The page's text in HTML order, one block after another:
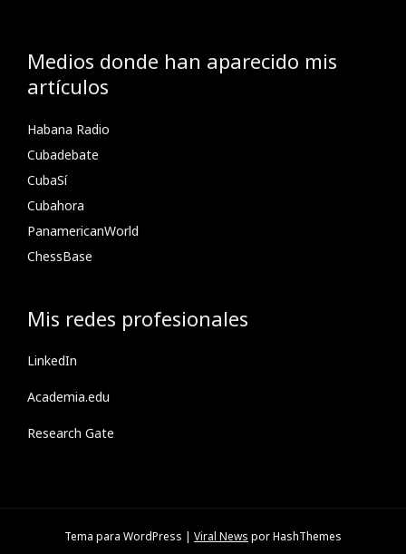
Medios donde han aparecido mis
artículos
Habana Radio
Cubadebate
CubaSí
Cubahora
PanamericanWorld
ChessBase
Mis redes profesionales
LinkedIn
Academia.edu
Research Gate
Tema para WordPress | Viral News por HashThemes